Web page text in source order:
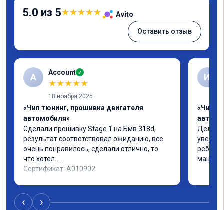
5.0 из 5★★★★★ Avito
Оставить отзыв
A Account ✓
★★★★★
18 ноября 2025
«Чип тюнинг, прошивка двигателя
автомобиля»
Сделали прошивку Stage 1 на Бмв 318d,
результат соответствовал ожиданию, все
очень понравилось, сделали отлично, то
что хотел.
Сертификат: A010902
И
«Чип
Делали
ребята
машина
‹ ›